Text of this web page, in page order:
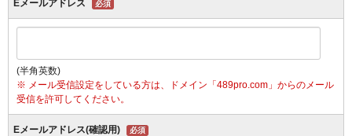
Eメールアドレス 必須
(半角英数)
※ メール受信設定をしている方は、ドメイン「489pro.com」からのメール
受信を許可してください。
Eメールアドレス(確認用) 必須